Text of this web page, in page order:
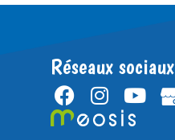
Réseaux sociaux